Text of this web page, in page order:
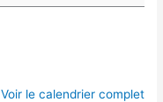
Voir le calendrier complet